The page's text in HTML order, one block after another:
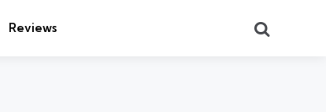
Reviews